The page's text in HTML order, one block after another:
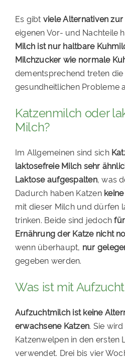
Es gibt viele Alternativen
eigenen Vor- und Nachteile
Milch ist nur haltbare
Milchzucker wie normale
dementsprechend treten
gesundheitlichen Probleme
Katzenmilch oder
Milch?
Im Allgemeinen sind sich
laktosefreie Milch sehr
Laktose aufgespalten, was
Dadurch haben Katzen
mit dieser Milch und dürfen
trinken. Beide sind jedoch
Ernährung der Katze nicht
wenn überhaupt, nur
gegeben werden.
Was ist mit
Aufzuchtmilch ist keine
erwachsene Katzen. Sie
Katzenwelpen in den ersten
verwendet. Drei bis vier